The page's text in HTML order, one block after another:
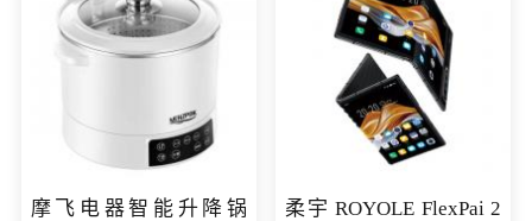
摩飞电器智能升降锅
柔宇 ROYOLE FlexPai 2